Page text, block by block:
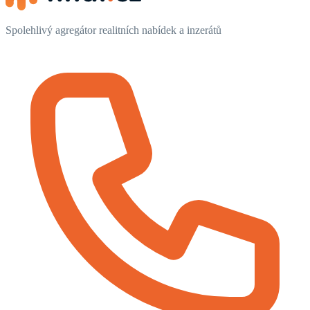
Spolehlivý agregátor realitních nabídek a inzerátů